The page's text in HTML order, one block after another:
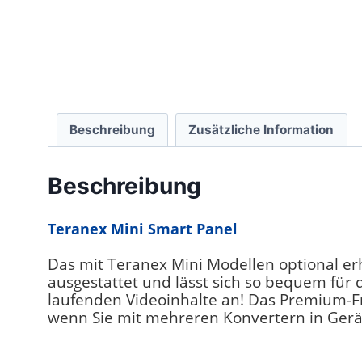
Beschreibung Zusätzliche Information
Beschreibung
Teranex Mini Smart Panel
Das mit Teranex Mini Modellen optional
ausgestattet und lässt sich so bequem für
laufenden Videoinhalte an! Das
wenn Sie mit mehreren Konvertern in